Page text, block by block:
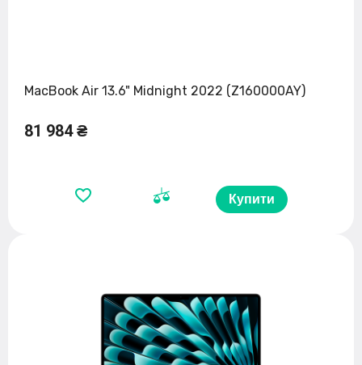
MacBook Air 13.6" Midnight 2022 (Z160000AY)
81 984 ₴
Купити